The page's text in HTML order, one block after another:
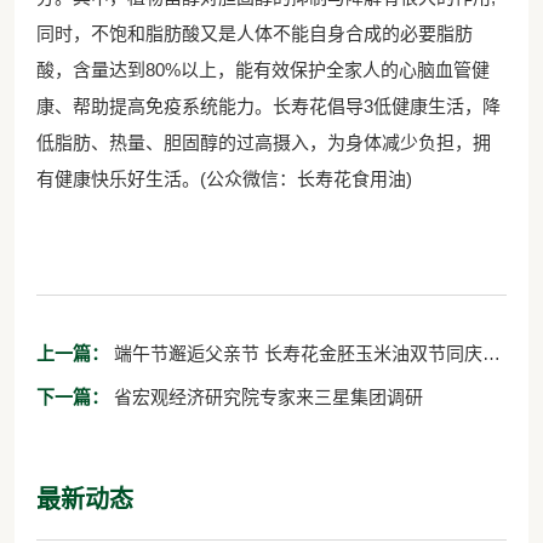
同时，不饱和脂肪酸又是人体不能自身合成的必要脂肪
酸，含量达到80%以上，能有效保护全家人的心脑血管健
康、帮助提高免疫系统能力。长寿花倡导3低健康生活，降
低脂肪、热量、胆固醇的过高摄入，为身体减少负担，拥
有健康快乐好生活。(公众微信：长寿花食用油)
上一篇：
传万家
下一篇： 省宏观经济研究院专家来三星集团调研
最新动态